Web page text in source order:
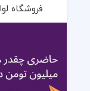
فروشگاه